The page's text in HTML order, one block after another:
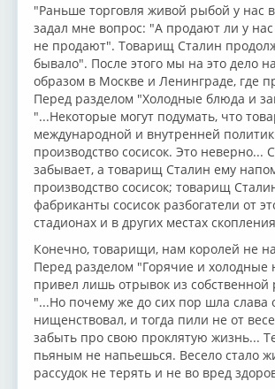
"Раньше торговля живой рыбой у нас
задал мне вопрос: "А продают ли у
не продают". Товарищ Сталин
бывало". После этого мы на это дело
образом в Москве и Ленинграде, где
Перед разделом "Холодные блюда и
"...Некоторые могут подумать, что
международной и внутренней
производство сосисок. Это
забывает, а товарищ Сталин ему
производство сосисок; товарищ
фабриканты сосисок разбогатели от
стадионах и в других местах
Конечно, товарищи, нам королей не
Перед разделом "Горячие и
привел лишь отрывок из собственной
"...Но почему же до сих пор шла слава
нищенствовал, и тогда пили не от
забыть про свою проклятую жизнь...
пьяным не напьешься. Весело стало
рассудок не терять и не во вред